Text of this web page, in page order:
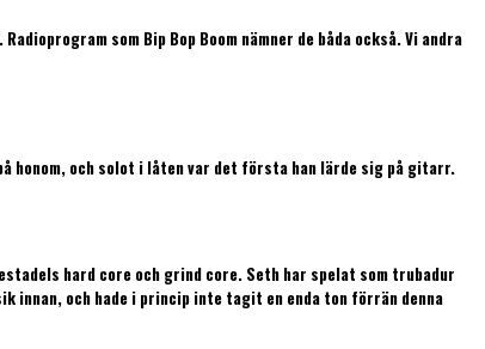
som Bip Bop Boom nämner de båda också. Vi andra
honom, och solot i låten var det första han lärde sig på gitarr.
hard core och grind core. Seth har spelat som trubadur
innan, och hade i princip inte tagit en enda ton förrän denna